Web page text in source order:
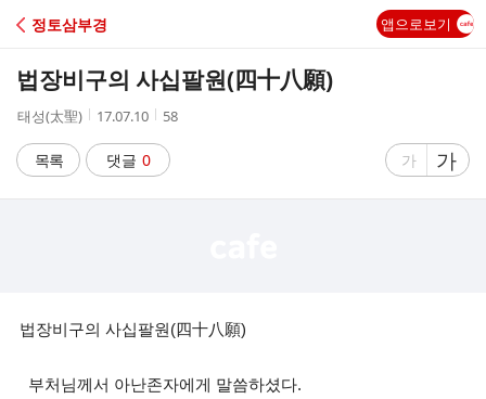
C
A
정토삼부경 앱으로보기
법장비구의 사십팔원(四十八願)
작
자
태성(太聖)
작
시
간
17.07.10
조
수
58
목록 댓글 0
글
가
글
자
가
법장비구의 사십팔원(四十八願)
부처님께서 아난존자에게 말씀하셨다.